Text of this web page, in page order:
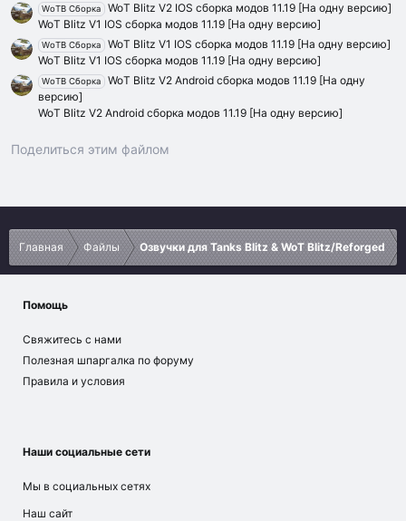
WoTB Сборка
WoT Blitz V2 IOS сборка модов 11.19 [На одну версию]
WoT Blitz V1 IOS сборка модов 11.19 [На одну версию]
WoTB Сборка
WoT Blitz V1 IOS сборка модов 11.19 [На одну версию]
WoT Blitz V1 IOS сборка модов 11.19 [На одну версию]
WoTB Сборка
WoT Blitz V2 Android сборка модов 11.19 [На одну
версию]
WoT Blitz V2 Android сборка модов 11.19 [На одну версию]
Поделиться этим файлом
Главная Файлы Озвучки для Tanks Blitz & WoT Blitz/Reforged
Помощь
Свяжитесь с нами
Полезная шпаргалка по форуму
Правила и условия
Наши социальные сети
Мы в социальных сетях
Наш сайт